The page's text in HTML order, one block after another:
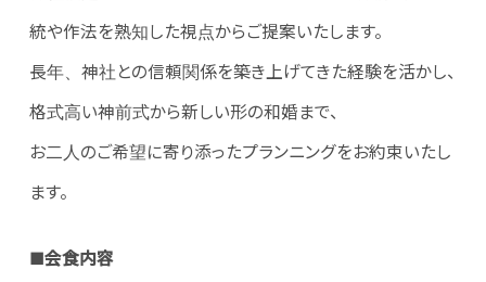
統や作法を熟知した視点からご提案いたします。
長年、神社との信頼関係を築き上げてきた経験を活かし、
格式高い神前式から新しい形の和婚まで、
お二人のご希望に寄り添ったプランニングをお約束いたし
ます。
■会食内容